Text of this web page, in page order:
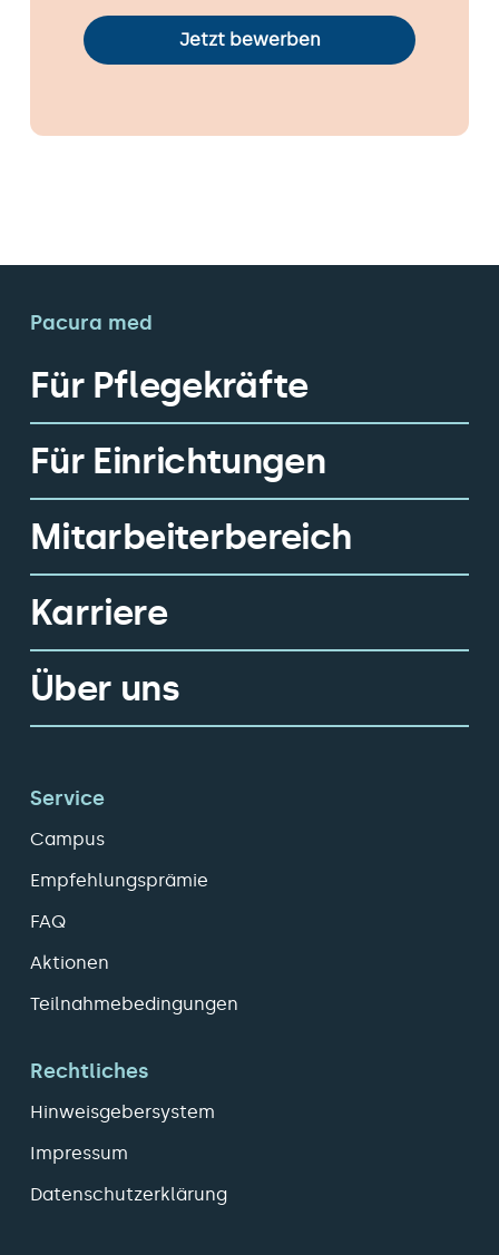
Jetzt bewerben
Pacura med
Für Pflegekräfte
Für Einrichtungen
Mitarbeiterbereich
Karriere
Über uns
Service
Campus
Empfehlungsprämie
FAQ
Aktionen
Teilnahmebedingungen
Rechtliches
Hinweisgebersystem
Impressum
Datenschutzerklärung